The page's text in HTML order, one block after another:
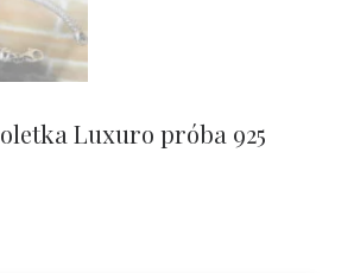
Luxuro próba 925